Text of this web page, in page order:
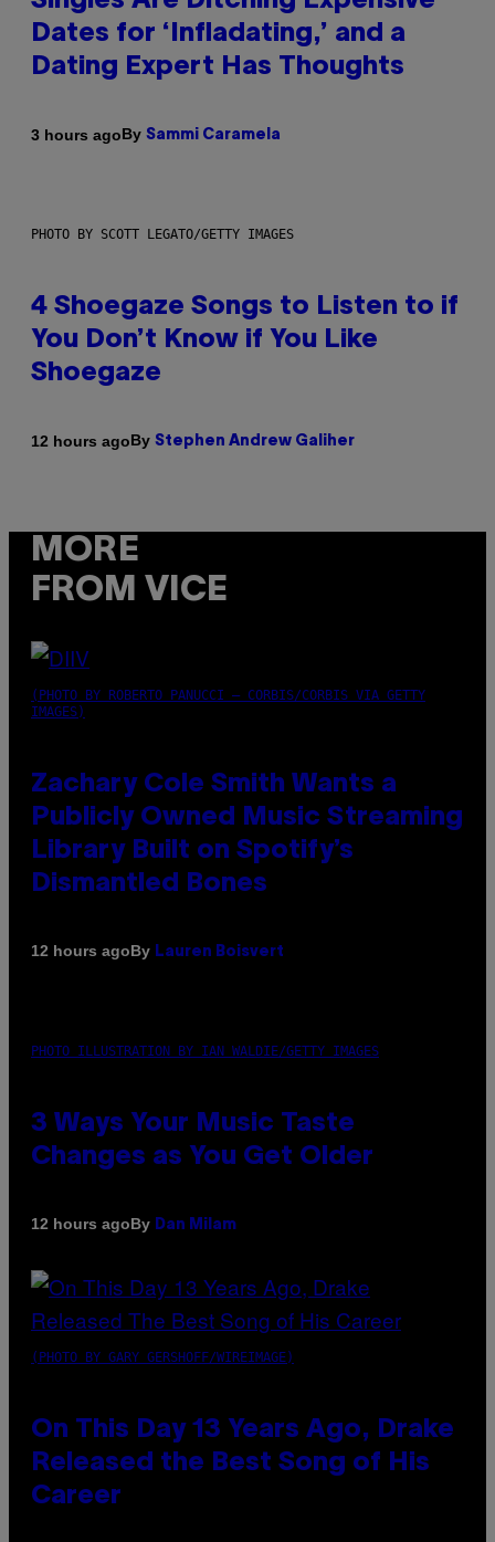
Dates for ‘Infladating,’ and a
Dating Expert Has Thoughts
3 hours agoBy Sammi Caramela
PHOTO BY SCOTT LEGATO/GETTY IMAGES
4 Shoegaze Songs to Listen to if
You Don’t Know if You Like
Shoegaze
12 hours agoBy Stephen Andrew Galiher
MORE
FROM VICE
(PHOTO BY ROBERTO PANUCCI – CORBIS/CORBIS VIA GETTY
IMAGES)
Zachary Cole Smith Wants a
Publicly Owned Music Streaming
Library Built on Spotify’s
Dismantled Bones
12 hours agoBy Lauren Boisvert
PHOTO ILLUSTRATION BY IAN WALDIE/GETTY IMAGES
3 Ways Your Music Taste
Changes as You Get Older
12 hours agoBy Dan Milam
(PHOTO BY GARY GERSHOFF/WIREIMAGE)
On This Day 13 Years Ago, Drake
Released the Best Song of His
Career